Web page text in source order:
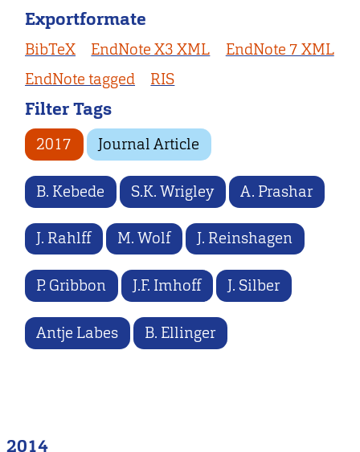
Exportformate
BibTeX EndNote X3 XML
EndNote 7 XML
EndNote tagged
RIS
Filter Tags
2017 Journal Article
B. Kebede S.K. Wrigley A. Prashar
J. Rahlff M. Wolf J. Reinshagen
P. Gribbon J.F. Imhoff J. Silber
Antje Labes B. Ellinger
2014